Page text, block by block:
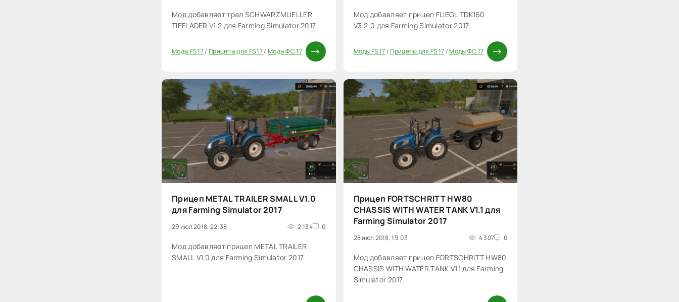
Мод добавляет трал SCHWARZMUELLER
TIEFLADER V1.2 для Farming Simulator 2017.
Моды FS 17/ Прицепы для FS 17/ Моды ФС 17
Мод добавляет прицеп FLIEGL TDK160
V3.2.0 для Farming Simulator 2017.
0
Моды FS 17/Прицепы для FS 17/Моды ФС 17
Прицеп METAL TRAILER SMALL V1.0
для Farming Simulator 2017
29 июл 2018, 22:38 2 134 0
Мод добавляет прицеп METAL TRAILER
SMALL V1.0 для Farming Simulator 2017.
Прицеп FORTSCHRITT HW80
CHASSIS WITH WATER TANK V1.1 для
Farming Simulator 2017
28 июл 2018, 19:03 4 307 0
Мод добавляет прицеп FORTSCHRITT HW80
CHASSIS WITH WATER TANK V1.1 для Farming
Simulator 2017.